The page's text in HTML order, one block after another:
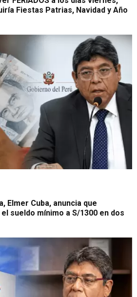
Fiestas Patrias, Navidad y Año
Elmer Cuba, anuncia que
sueldo mínimo a S/1300 en dos